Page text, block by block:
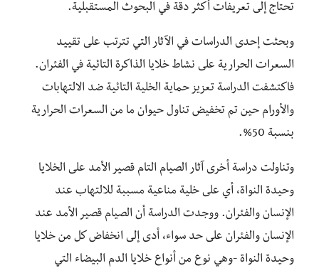
تحتاج إلى تعريفات أكثر دقة في البحوث المستقبلية.
وبحثت إحدى الدراسات في الآثار التي تترتب على تقييد
السعرات الحرارية على نشاط خلايا الذاكرة التائية في الفئران.
فاكتشفت الدراسة تعزيز حماية الخلية التائية ضد الالتهابات
والأورام حين تم تخفيض تناول حيوان ما من السعرات الحرارية
بنسبة 50%.
وتناولت دراسة أخرى آثار الصيام التام قصير الأمد على الخلايا
وحيدة النواة، أي على خلية مناعية مسببة للالتهاب عند
الإنسان والفئران. ووجدت الدراسة أن الصيام قصير الأمد عند
الإنسان والفئران على حد سواء، أدى إلى انخفاض كل من خلايا
وحيدة النواة -وهي نوع من أنواع خلايا الدم البيضاء التي